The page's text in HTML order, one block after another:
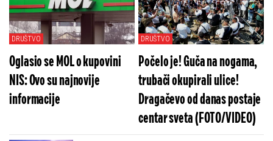
DRUŠTVO
Oglasio se MOL o kupovini
NIS: Ovo su najnovije
informacije
DRUŠTVO
Počelo je! Guča na nogama,
trubači okupirali ulice!
Dragačevo od danas postaje
centar sveta (FOTO/VIDEO)